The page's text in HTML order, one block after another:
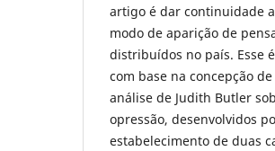
artigo é dar continuidade
modo de aparição de
distribuídos no país. Esse
com base na concepção
análise de Judith Butler
opressão, desenvolvidos
estabelecimento de duas